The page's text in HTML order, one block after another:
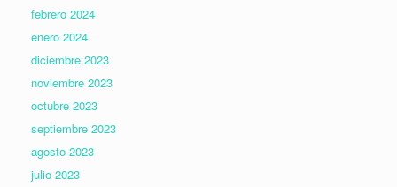
febrero 2024
enero 2024
diciembre 2023
noviembre 2023
octubre 2023
septiembre 2023
agosto 2023
julio 2023